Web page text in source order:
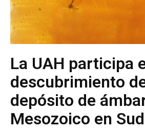
La UAH participa
descubrimiento
depósito de
Mesozoico en